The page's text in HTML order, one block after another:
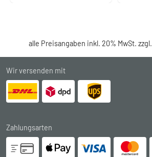
alle Preisangaben inkl. 20% MwSt. zzgl.
Wir versenden mit
Zahlungsarten